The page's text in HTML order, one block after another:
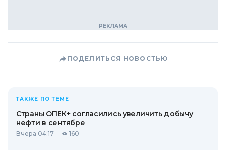
ПОДЕЛИТЬСЯ НОВОСТЬЮ
ТАКЖЕ ПО ТЕМЕ
Страны ОПЕК+ согласились увеличить добычу
нефти в сентябре
Вчера 04:17 160